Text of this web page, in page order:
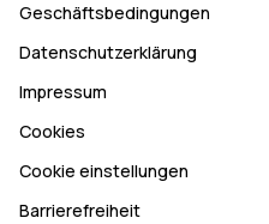
Geschäftsbedingungen
Datenschutzerklärung
Impressum
Cookies
Cookie einstellungen
Barrierefreiheit